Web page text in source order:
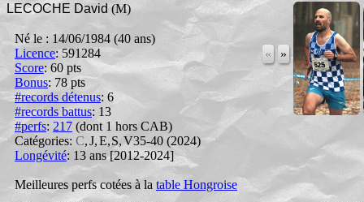
LECOCHE David (M)
« »
Né le : 14/06/1984 (40 ans)
Licence: 591284
Score: 60 pts
Bonus: 78 pts
#records détenus: 6
#records battus: 13
#perfs: 217 (dont 1 hors CAB)
Catégories: C,J,E,S,V35-40(2024)
Longévité: 13 ans [2012-2024]
Meilleures perfs cotées à la table Hongroise